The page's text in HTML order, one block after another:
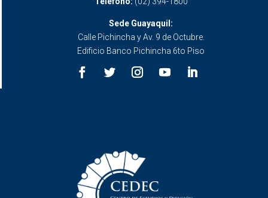
Sede Guayaquil:
Calle Pichincha y Av. 9 de Octubre.
Edificio Banco Pichincha 6to Piso